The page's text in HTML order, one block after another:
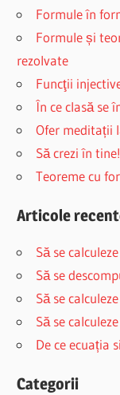
Formule în
Formule și
rezolvate
Funcţii
În ce clasă se
Ofer meditații
Să crezi în tine!
Teoreme cu
Articole
Să se
Să se
Să se
Să se
De ce ecuația
Categorii